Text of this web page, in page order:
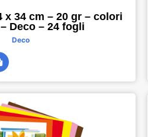
x 34 cm – 20 gr – colori
Deco – 24 fogli
Deco